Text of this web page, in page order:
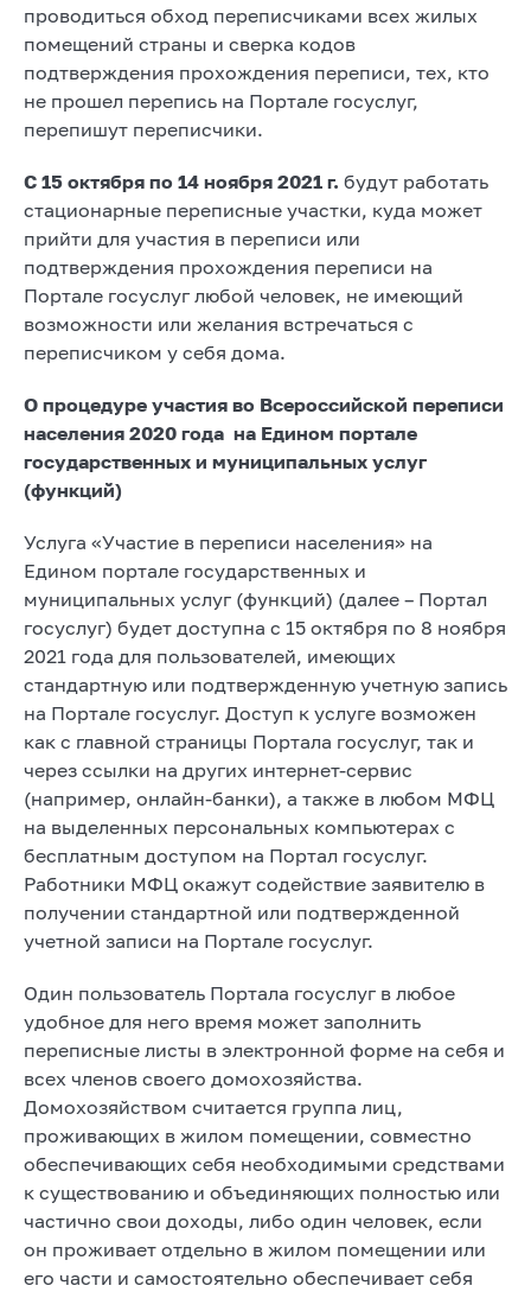
проводиться обход переписчиками всех жилых
помещений страны и сверка кодов
подтверждения прохождения переписи, тех, кто
не прошел перепись на Портале госуслуг,
перепишут переписчики.
С 15 октября по 14 ноября 2021 г. будут работать
стационарные переписные участки, куда может
прийти для участия в переписи или
подтверждения прохождения переписи на
Портале госуслуг любой человек, не имеющий
возможности или желания встречаться с
переписчиком у себя дома.
О процедуре участия во Всероссийской переписи
населения 2020 года на Едином портале
государственных и муниципальных услуг
(функций)
Услуга «Участие в переписи населения» на
Едином портале государственных и
муниципальных услуг (функций) (далее – Портал
госуслуг) будет доступна с 15 октября по 8 ноября
2021 года для пользователей, имеющих
стандартную или подтвержденную учетную запись
на Портале госуслуг. Доступ к услуге возможен
как с главной страницы Портала госуслуг, так и
через ссылки на других интернет-сервис
(например, онлайн-банки), а также в любом МФЦ
на выделенных персональных компьютерах с
бесплатным доступом на Портал госуслуг.
Работники МФЦ окажут содействие заявителю в
получении стандартной или подтвержденной
учетной записи на Портале госуслуг.
Один пользователь Портала госуслуг в любое
удобное для него время может заполнить
переписные листы в электронной форме на себя и
всех членов своего домохозяйства.
Домохозяйством считается группа лиц,
проживающих в жилом помещении, совместно
обеспечивающих себя необходимыми средствами
к существованию и объединяющих полностью или
частично свои доходы, либо один человек, если
он проживает отдельно в жилом помещении или
его части и самостоятельно обеспечивает себя